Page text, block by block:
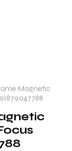
Magnetic